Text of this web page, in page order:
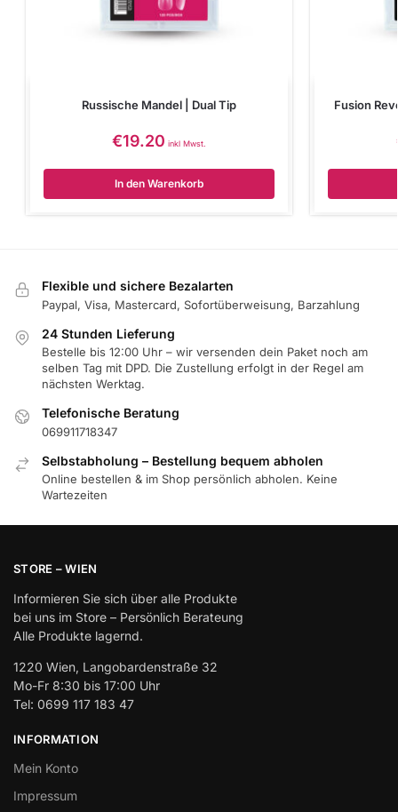
Russische Mandel | Dual Tip
€19.20 inkl Mwst.
In den Warenkorb
Fusion
Flexible und sichere Bezalarten
Paypal, Visa, Mastercard, Sofortüberweisung, Barzahlung
24 Stunden Lieferung
Bestelle bis 12:00 Uhr – wir versenden dein Paket noch am
selben Tag mit DPD. Die Zustellung erfolgt in der Regel am
nächsten Werktag.
Telefonische Beratung
069911718347
Selbstabholung – Bestellung bequem abholen
Online bestellen & im Shop persönlich abholen. Keine
Wartezeiten
STORE – WIEN
Informieren Sie sich über alle Produkte
bei uns im Store – Persönlich Berateung
Alle Produkte lagernd.
1220 Wien, Langobardenstraße 32
Mo-Fr 8:30 bis 17:00 Uhr
Tel: 0699 117 183 47
INFORMATION
Mein Konto
Impressum